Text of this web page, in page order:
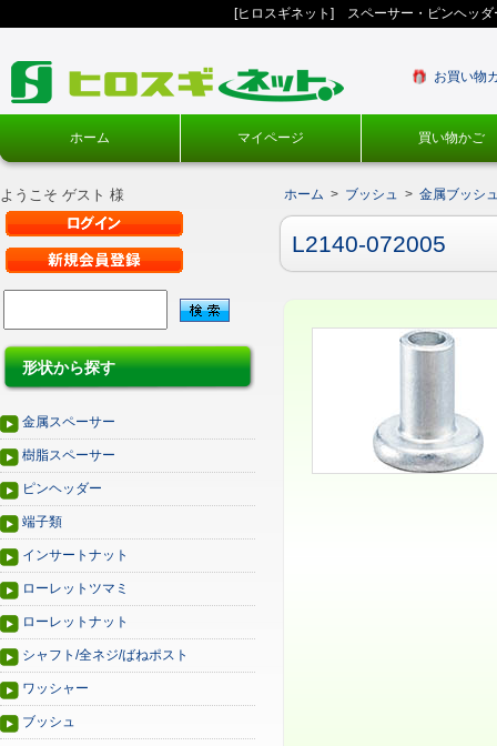
[ヒロスギネット] スペーサー・ピンヘッ
お買い物
ホーム マイページ 買い物かご
ようこそ ゲスト 様
形状から探す
金属スペーサー
樹脂スペーサー
ピンヘッダー
端子類
インサートナット
ローレットツマミ
ローレットナット
シャフト/全ネジ/ばねポスト
ワッシャー
ブッシュ
ホーム > ブッシュ > 金属ブッシ
L2140-072005